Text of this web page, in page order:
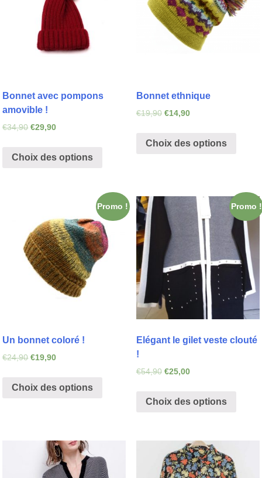
Bonnet avec pompons
amovible !
€34,90 €29,90
Choix des options
Bonnet ethnique
€19,90 €14,90
Choix des options
Promo !
Un bonnet coloré !
€24,90 €19,90
Choix des options
Promo !
Elégant le gilet veste clouté
!
€54,90 €25,00
Choix des options